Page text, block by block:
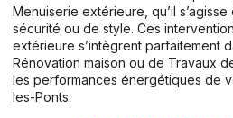
Menuiserie extérieure, qu’il
sécurité ou de style. Ces
extérieure s’intègrent parfaitement
Rénovation maison ou de Travaux
les performances énergétiques de
les-Ponts.